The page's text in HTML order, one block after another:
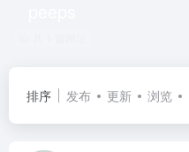
排序 发布 更新 浏览